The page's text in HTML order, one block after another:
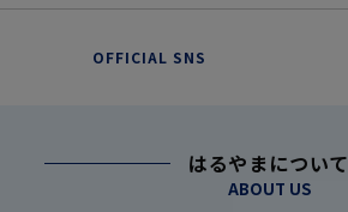
OFFICIAL SNS
はるやまについて
ABOUT US